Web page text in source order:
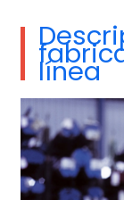
línea